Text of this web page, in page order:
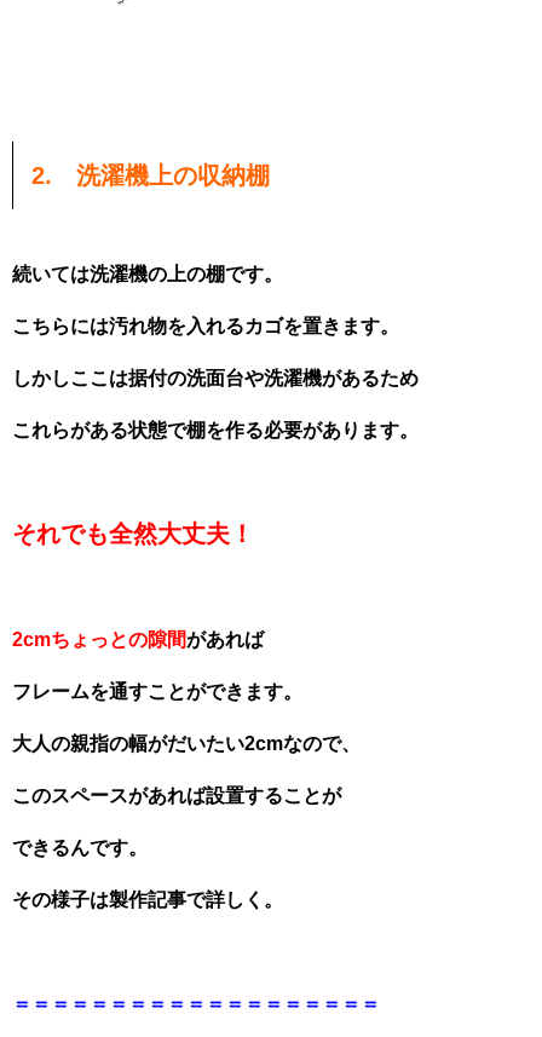
2. 洗濯機上の収納棚
続いては洗濯機の上の棚です。
こちらには汚れ物を入れるカゴを置きます。
しかしここは据付の洗面台や洗濯機があるため
これらがある状態で棚を作る必要があります。
それでも全然大丈夫！
2cmちょっとの隙間があれば
フレームを通すことができます。
大人の親指の幅がだいたい2cmなので、
このスペースがあれば設置することが
できるんです。
その様子は製作記事で詳しく。
＝＝＝＝＝＝＝＝＝＝＝＝＝＝＝＝＝＝＝